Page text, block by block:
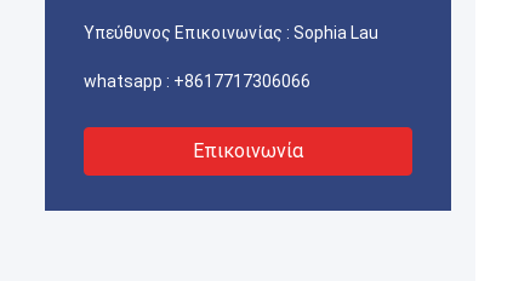
εξοπλισμός μεταφοράς ΥΦΑ.
Υπεύθυνος Επικοινωνίας : Sophia Lau
whatsapp : +8617717306066
Επικοινωνία